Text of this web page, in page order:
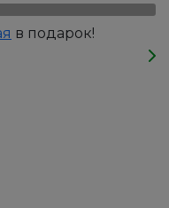
в подарок!